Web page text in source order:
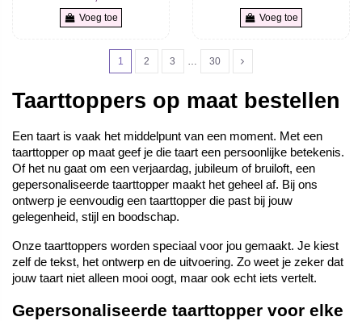
Voeg toe Voeg toe
1 2 3 30
Taarttoppers op maat bestellen
Een taart is vaak het middelpunt van een moment. Met een
taarttopper op maat geef je die taart een persoonlijke betekenis.
Of het nu gaat om een verjaardag, jubileum of bruiloft, een
gepersonaliseerde taarttopper maakt het geheel af. Bij ons
ontwerp je eenvoudig een taarttopper die past bij jouw
gelegenheid, stijl en boodschap.
Onze taarttoppers worden speciaal voor jou gemaakt. Je kiest
zelf de tekst, het ontwerp en de uitvoering. Zo weet je zeker dat
jouw taart niet alleen mooi oogt, maar ook echt iets vertelt.
Gepersonaliseerde taarttopper voor elke